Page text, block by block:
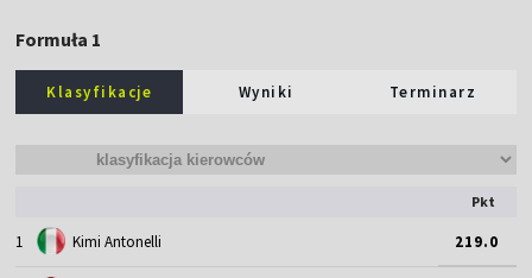
Formuła 1
Klasyfikacje Wyniki Terminarz
Pkt
1 Kimi Antonelli 219.0